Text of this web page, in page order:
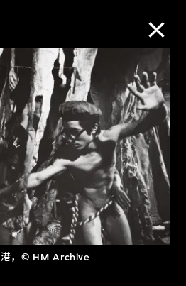
，© HM Archive
藏品
搜索
十及二十一世纪视觉